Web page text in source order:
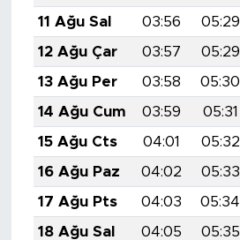
11 Ağu Sal
03:56 05:29
12 Ağu Çar
03:57 05:29
13 Ağu Per
03:58 05:30
14 Ağu Cum
03:59 05:31
15 Ağu Cts
04:01 05:32
16 Ağu Paz
04:02 05:33
17 Ağu Pts
04:03 05:34
18 Ağu Sal
04:05 05:35